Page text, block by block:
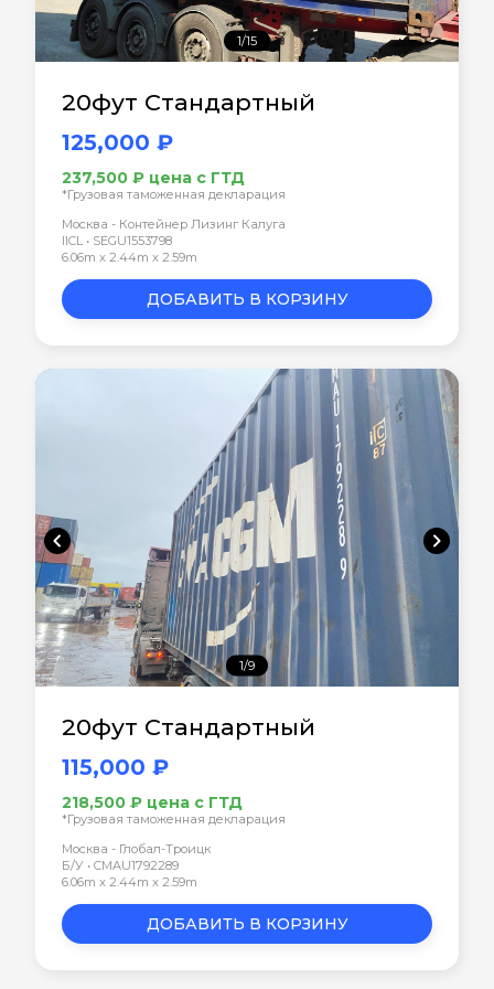
1/15
20фут Стандартный
125,000 ₽
237,500 ₽ цена с ГТД
*Грузовая таможенная декларация
Москва - Контейнер Лизинг Калуга
IICL • SEGU1553798
6.06m x 2.44m x 2.59m
ДОБАВИТЬ В КОРЗИНУ
chevron_left chevron_right
1/9
20фут Стандартный
115,000 ₽
218,500 ₽ цена с ГТД
*Грузовая таможенная декларация
Москва - Глобал-Троицк
Б/У • CMAU1792289
6.06m x 2.44m x 2.59m
ДОБАВИТЬ В КОРЗИНУ